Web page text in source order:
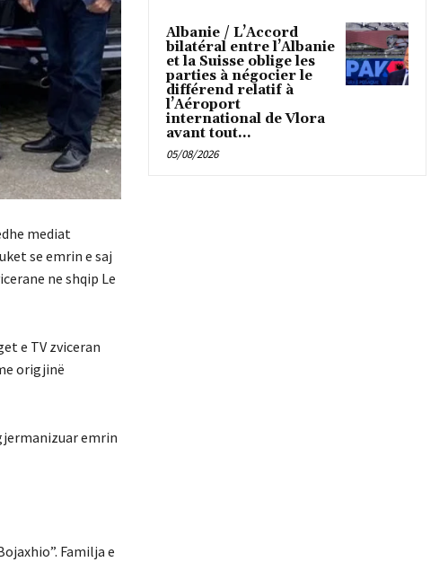
mediat
se emrin e saj
ne shqip Le
e TV zviceran
origjinë
emrin
Familja e
Albanie / L’Accord
bilatéral entre l’Albanie
et la Suisse oblige les
parties à négocier le
différend relatif à
l’Aéroport
international de Vlora
avant tout...
05/08/2026